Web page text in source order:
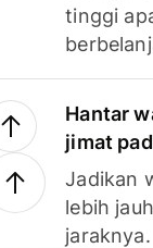
tinggi
Hantar
jimat
Jadikan
lebih
jaraknya.